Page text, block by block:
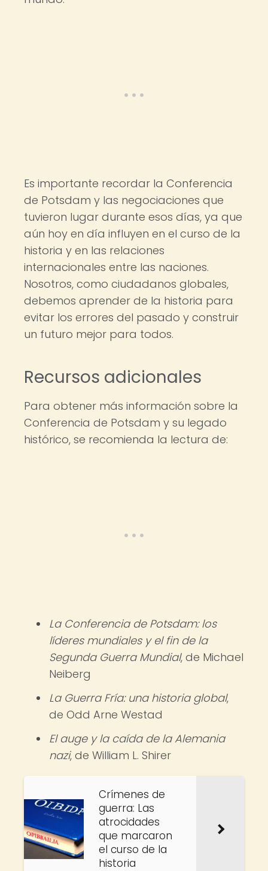
Es importante recordar la Conferencia
de Potsdam y las negociaciones que
tuvieron lugar durante esos días, ya que
aún hoy en día influyen en el curso de la
historia y en las relaciones
internacionales entre las naciones.
Nosotros, como ciudadanos globales,
debemos aprender de la historia para
evitar los errores del pasado y construir
un futuro mejor para todos.
Recursos adicionales
Para obtener más información sobre la
Conferencia de Potsdam y su legado
histórico, se recomienda la lectura de:
La Conferencia de Potsdam: los
líderes mundiales y el fin de la
Segunda Guerra Mundial, de Michael
Neiberg
La Guerra Fría: una historia global,
de Odd Arne Westad
El auge y la caída de la Alemania
nazi, de William L. Shirer
Crímenes de
guerra: Las
atrocidades
que marcaron
el curso de la
historia